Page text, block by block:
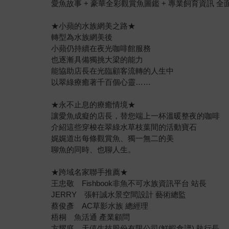
愛魚故事 + 豪華全彩觀賞魚圖鑑 + 專業飼育資訊 全
★小蘋的水族網美之路★
轉型為水族網美後
小蘋仍持續在夜光咖啡館服務
也逐漸具備獨挑大梁的能力
能協助店長在光臨顧客流轉的人生中
以翠綠療癒著千百個心靈……
★永不止息的療癒情境★
讓愛魚成癡的店長，替您端上一杯溫暖整夜的咖啡
介紹這些穿梭在翠綠水草枝葉間的活動寶石
娓娓道出每條觀賞魚、獨一無二的美
聊魚的同時、也聊人生。
★跨域名家聯手推薦★
王忠敬 Fishbook非魚不可水族資訊平台 站長
JERRY 張軒誠水景空間設計 藝術總監
蔡俊彥 AC草影水族 總經理
梧桐 魚活通 產業顧問